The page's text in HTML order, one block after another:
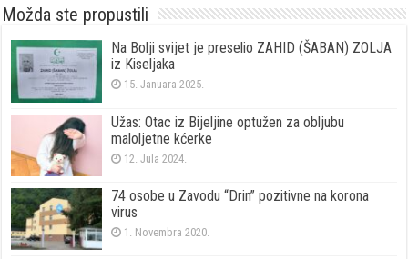
Možda ste propustili
Na Bolji svijet je preselio ZAHID (ŠABAN) ZOLJA
iz Kiseljaka
15. Januara 2025.
Užas: Otac iz Bijeljine optužen za obljubu
maloljetne kćerke
12. Jula 2024.
74 osobe u Zavodu “Drin” pozitivne na korona
virus
1. Novembra 2020.